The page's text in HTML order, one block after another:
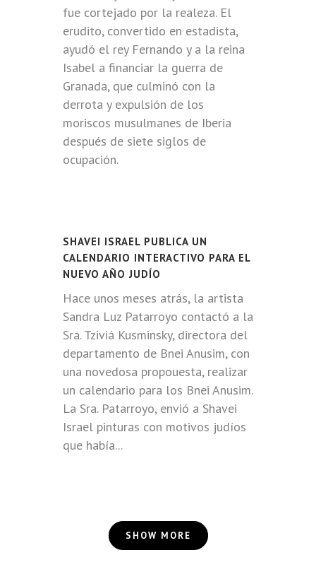
fue cortejado por la realeza. El
erudito, convertido en estadista,
ayudó el rey Fernando y a la reina
Isabel a financiar la guerra de
Granada, que culminó con la
derrota y expulsión de los
moriscos musulmanes de Iberia
después de siete siglos de
ocupación.
SHAVEI ISRAEL PUBLICA UN
CALENDARIO INTERACTIVO PARA EL
NUEVO AÑO JUDÍO
Hace unos meses atrás, la artista
Sandra Luz Patarroyo contactó a la
Sra. Tziviá Kusminsky, directora del
departamento de Bnei Anusim, con
una novedosa propouesta, realizar
un calendario para los Bnei Anusim.
La Sra. Patarroyo, envió a Shavei
Israel pinturas con motivos judíos
que había...
SHOW MORE